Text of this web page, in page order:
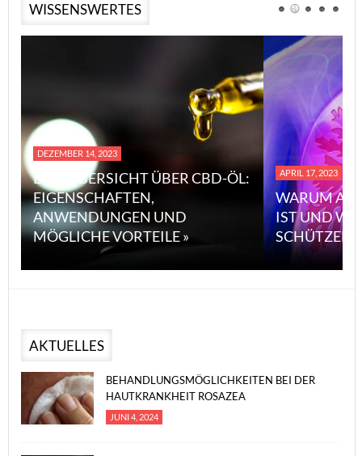
WISSENSWERTES
DEZEMBER 14, 2023
EINE ÜBERSICHT ÜBER CBD-ÖL:
EIGENSCHAFTEN,
ANWENDUNGEN UND
MÖGLICHE VORTEILE »
APRIL 17, 2023
WARUM
IST UND
SCHÜTZEN
AKTUELLES
BEHANDLUNGSMÖGLICHKEITEN BEI DER
HAUTKRANKHEIT ROSAZEA
JUNI 4, 2024